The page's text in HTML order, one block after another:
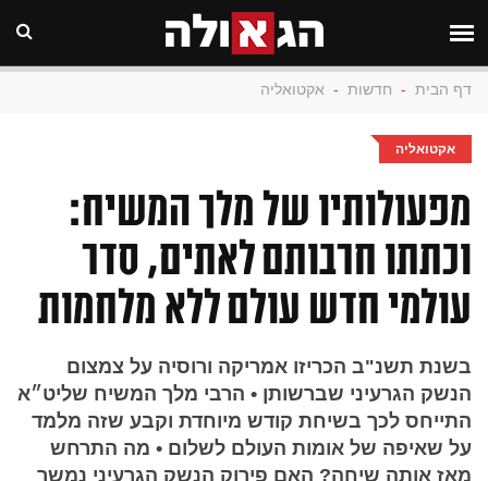
דף הבית - חדשות - אקטואליה
אקטואליה
מפעולותיו של מלך המשיח:
וכתתו חרבותם לאתים, סדר
עולמי חדש עולם ללא מלחמות
בשנת תשנ"ב הכריזו אמריקה ורוסיה על צמצום
הנשק הגרעיני שברשותן • הרבי מלך המשיח שליט״א
התייחס לכך בשיחת קודש מיוחדת וקבע שזה מלמד
על שאיפה של אומות העולם לשלום • מה התרחש
מאז אותה שיחה? האם פירוק הנשק הגרעיני נמשך